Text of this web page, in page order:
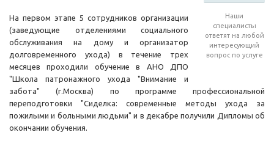
Наши
специалисты
ответят на любой
интересующий
вопрос по услуге
На первом этапе 5 сотрудников организации
(заведующие отделениями социального
обслуживания на дому и организатор
долговременного ухода) в течение трех
месяцев проходили обучение в АНО ДПО
"Школа патронажного ухода "Внимание и
забота" (г.Москва) по программе профессиональной
переподготовки "Сиделка: современные методы ухода за
пожилыми и больными людьми" и в декабре получили Дипломы об
окончании обучения.